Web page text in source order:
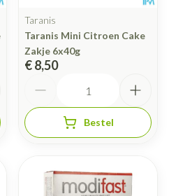
Taranis
Taranis Mini Citroen Cake
Zakje 6x40g
€ 8,50
Bestel